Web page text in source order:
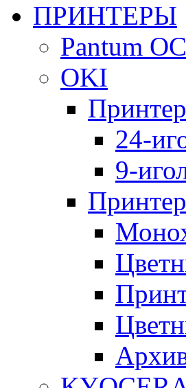
ПРИНТЕРЫ
Pantum
OKI
24-
9-